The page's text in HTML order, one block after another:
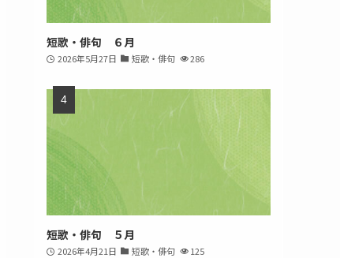
短歌・俳句 ６月
2026年5月27日 短歌・俳句 286
短歌・俳句 ５月
2026年4月21日 短歌・俳句 125